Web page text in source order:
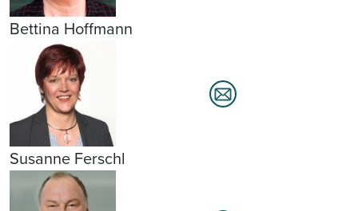
Bettina Hoffmann
Susanne Ferschl